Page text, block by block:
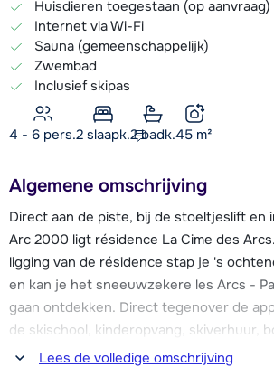
Huisdieren toegestaan (op aanvraag)
Internet via Wi-Fi
Sauna (gemeenschappelijk)
Zwembad
Inclusief skipas
4 - 6 pers.2 slaapk.2 badk.45 m²
Algemene omschrijving
Direct aan de piste, bij de stoeltjeslift en
Arc 2000 ligt résidence La Cime des
ligging van de résidence stap je 's
en kan je het sneeuwzekere les Arcs -
gaan ontdekken. Direct tegenover de
de skischool, kinderopvang, skiverhuur,
winkels en restaurants.
Lees de volledige omschrijving